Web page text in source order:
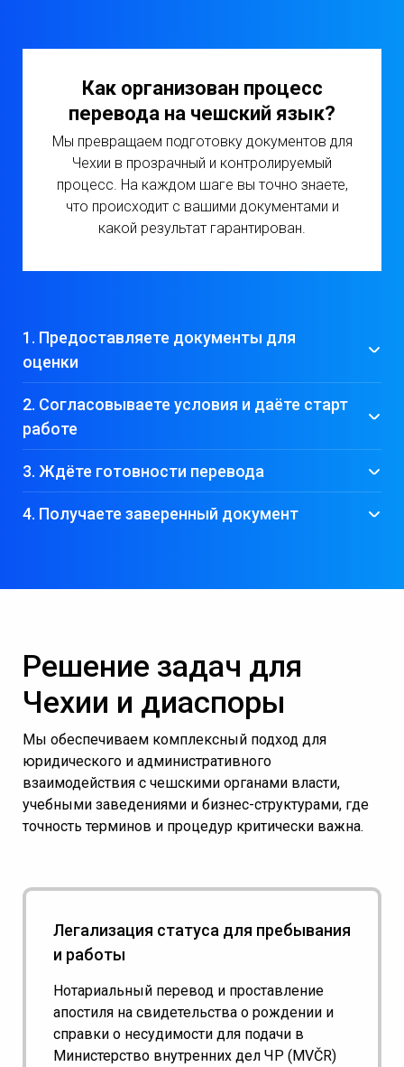
Как организован процесс
перевода на чешский язык?
Мы превращаем подготовку документов для
Чехии в прозрачный и контролируемый
процесс. На каждом шаге вы точно знаете,
что происходит с вашими документами и
какой результат гарантирован.
1. Предоставляете документы для
оценки
2. Согласовываете условия и даёте старт
работе
3. Ждёте готовности перевода
4. Получаете заверенный документ
Решение задач для
Чехии и диаспоры
Мы обеспечиваем комплексный подход для
юридического и административного
взаимодействия с чешскими органами власти,
учебными заведениями и бизнес-структурами, где
точность терминов и процедур критически важна.
Легализация статуса для пребывания
и работы
Нотариальный перевод и проставление
апостиля на свидетельства о рождении и
справки о несудимости для подачи в
Министерство внутренних дел ЧР (MVČR)